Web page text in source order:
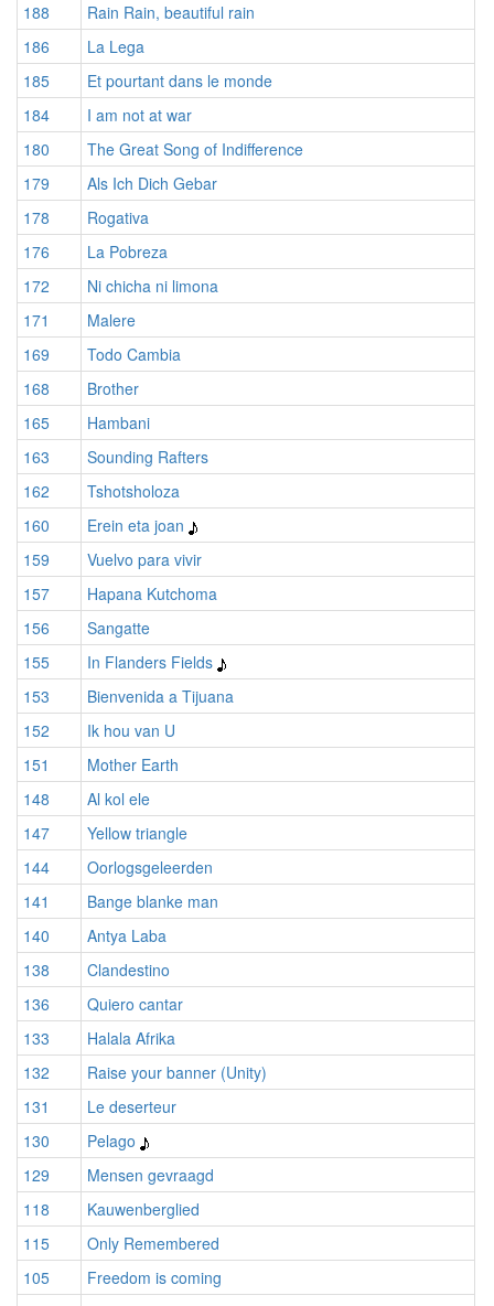
188
Rain Rain, beautiful rain
186
La Lega
185
Et pourtant dans le monde
184
I am not at war
180
The Great Song of Indifference
179
Als Ich Dich Gebar
178
Rogativa
176
La Pobreza
172
Ni chicha ni limona
171
Malere
169
Todo Cambia
168
Brother
165
Hambani
163
Sounding Rafters
162
Tshotsholoza
160
Erein eta joan
159
Vuelvo para vivir
157
Hapana Kutchoma
156
Sangatte
155
In Flanders Fields
153
Bienvenida a Tijuana
152
Ik hou van U
151
Mother Earth
148
Al kol ele
147
Yellow triangle
144
Oorlogsgeleerden
141
Bange blanke man
140
Antya Laba
138
Clandestino
136
Quiero cantar
133
Halala Afrika
132
Raise your banner (Unity)
131
Le deserteur
130
Pelago
129
Mensen gevraagd
118
Kauwenberglied
115
Only Remembered
105
Freedom is coming